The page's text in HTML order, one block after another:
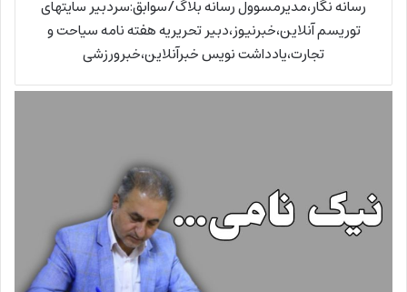
رسانه نگار،مدیرمسوول رسانه بلاگ/سوابق:سردبیر سایتهای
توریسم آنلاین،خبرنیوز،دبیر تحریریه هفته نامه سیاحت و
تجارت،یادداشت نویس خبرآنلاین،خبرورزشی